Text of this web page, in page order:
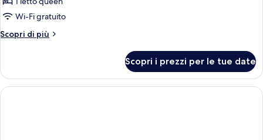
Premium
Wi-Fi gratuito
Scopri di più
Altri
Premium
Studio
Scopri i prezzi per le tue date